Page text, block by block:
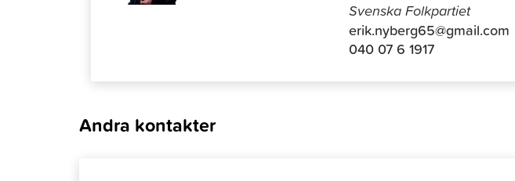
Svenska Folkpartiet
erik.nyberg65@gmail.com
040 07 6 1917
Andra kontakter